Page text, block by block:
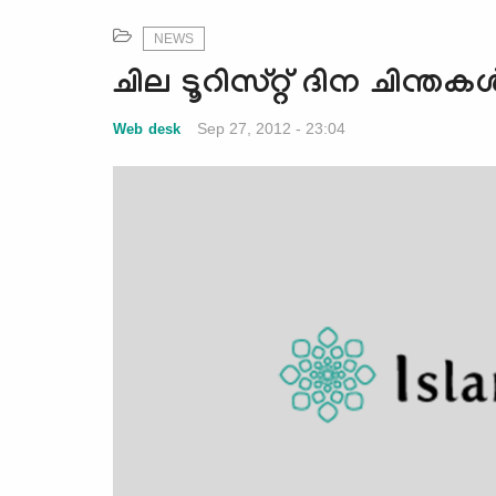
NEWS
ചില ടൂറിസ്റ്റ് ദിന
Web desk Sep 27, 2012 - 23:04